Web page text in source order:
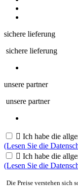
sichere lieferung
sichere lieferung
unsere partner
unsere partner
 Ich habe die
(Lesen Sie die
 Ich habe die
(Lesen Sie die
Die Preise verstehen sich